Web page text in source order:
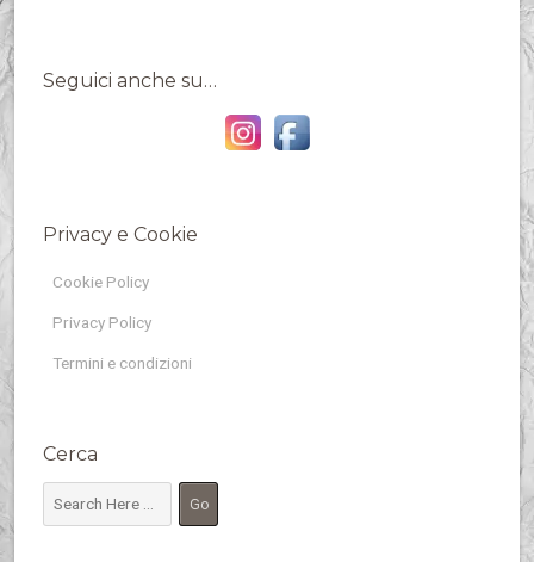
Seguici anche su…
Privacy e Cookie
Cookie Policy
Privacy Policy
Termini e condizioni
Cerca